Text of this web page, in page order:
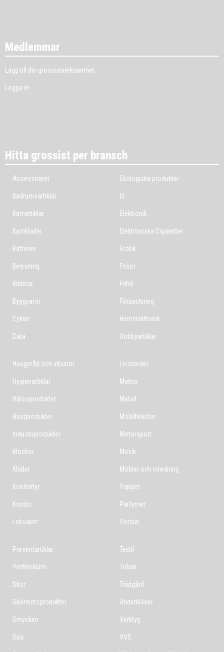
Medlemmar
Lägg till din grossistverksamhet
Logga in
Hitta grossist per bransch
Accessoarer
Badrumsartiklar
Barnartiklar
Barnkläder
Batterier
Belysning
Bildelar
Byggvaror
Cyklar
Data
Ekologiska produkter
El
Elektronik
Elektroniska Cigaretter
Erotik
Frisör
Fritid
Förpackning
Hemelektronik
Hobbyartiklar
Husgeråd och vitvaror
Hygienartiklar
Hälsoprodukter
Hästprodukter
Industriprodukter
Klockor
Kläder
Konfektyr
Kontor
Leksaker
Livsmedel
Mattor
Metall
Mobiltelefon
Motorsport
Musik
Möbler och inredning
Papper
Parfymer
Porslin
Presentartiklar
Profilreklam
Skor
Skönhetsprodukter
Smycken
Spa
Textil
Tobak
Trädgård
Underkläder
Verktyg
VVS